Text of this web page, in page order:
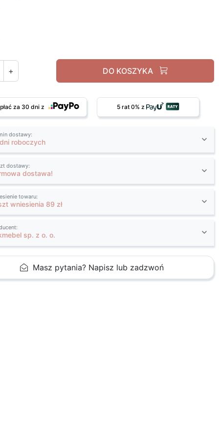
mat
+ DO KOSZYKA
za 30 dni z 5 rat 0% z
dostawy:
roboczych
dostawy:
dostawa!
towaru:
wniesienia 89 zł
sp. z o. o.
Masz pytania? Napisz lub zadzwoń